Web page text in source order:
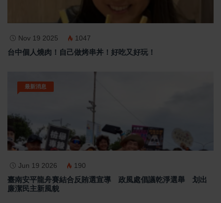
Nov 19 2025 1047
台中個人燒肉！自己做烤串丼！好吃又好玩！
最新消息
Jun 19 2026 190
臺南安平龍舟賽結合反賄選宣導 政風處倡議乾淨選舉 划出
廉潔民主新風貌